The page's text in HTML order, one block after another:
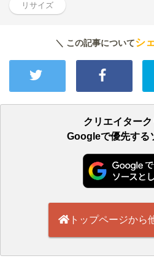
リサイズ
＼ この記事についてシ
クリエイター
Googleで優先する
トップページから